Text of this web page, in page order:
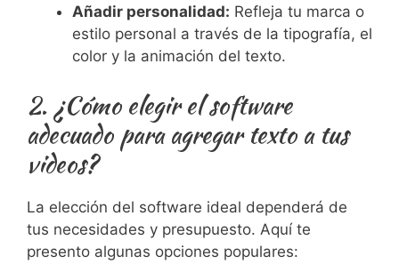
Añadir personalidad: Refleja tu marca o
estilo personal a través de la tipografía, el
color y la animación del texto.
2. ¿Cómo elegir el software
adecuado para agregar texto a tus
videos?
La elección del software ideal dependerá de
tus necesidades y presupuesto. Aquí te
presento algunas opciones populares: